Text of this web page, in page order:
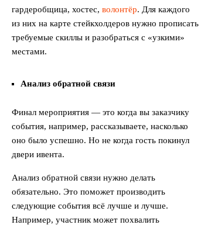
гардеробщица, хостес, волонтёр. Для каждого
из них на карте стейкхолдеров нужно прописать
требуемые скиллы и разобраться с «узкими»
местами.
Анализ обратной связи
Финал мероприятия — это когда вы заказчику
события, например, рассказываете, насколько
оно было успешно. Но не когда гость покинул
двери ивента.
Анализ обратной связи нужно делать
обязательно. Это поможет производить
следующие события всё лучше и лучше.
Например, участник может похвалить